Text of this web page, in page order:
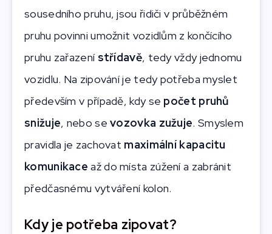
sousedního pruhu, jsou řidiči v průběžném
pruhu povinni umožnit vozidlům z končícího
pruhu zařazení střídavě, tedy vždy jednomu
vozidlu. Na zipování je tedy potřeba myslet
především v případě, kdy se počet pruhů
snižuje, nebo sevozovka zužuje. Smyslem
pravidla je zachovat maximální kapacitu
komunikaceaž do místa zúžení a zabránit
předčasnému vytváření kolon.
Kdy je potřeba zipovat?